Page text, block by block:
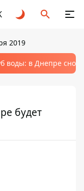
2019
воды: в Днепре
будет